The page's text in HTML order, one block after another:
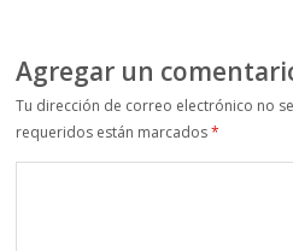
Agregar un
Tu dirección de correo electrónico no
requeridos están marcados*